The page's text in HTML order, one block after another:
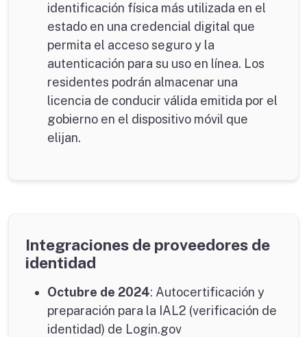
identificación física más utilizada en el
estado en una credencial digital que
permita el acceso seguro y la
autenticación para su uso en línea. Los
residentes podrán almacenar una
licencia de conducir válida emitida por el
gobierno en el dispositivo móvil que
elijan.
Integraciones de proveedores de
identidad
Octubre de 2024: Autocertificación y
preparación para la IAL2 (verificación de
identidad) de Login.gov